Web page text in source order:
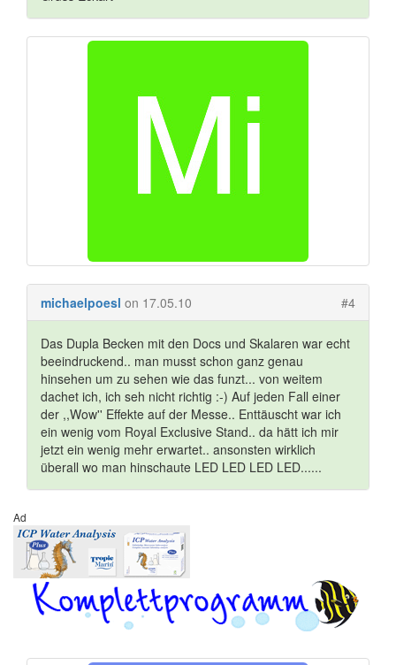
michaelpoesl on 17.05.10 #4
Das Dupla Becken mit den Docs und Skalaren war echt
beeindruckend.. man musst schon ganz genau
hinsehen um zu sehen wie das funzt... von weitem
dachet ich, ich seh nicht richtig :-) Auf jeden Fall einer
der ,,Wow'' Effekte auf der Messe.. Enttäuscht war ich
ein wenig vom Royal Exclusive Stand.. da hätt ich mir
jetzt ein wenig mehr erwartet.. ansonsten wirklich
überall wo man hinschaute LED LED LED LED......
Ad